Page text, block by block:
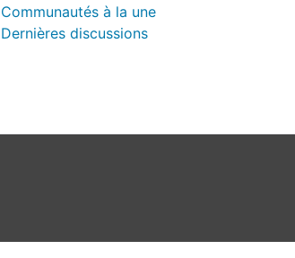
Communautés à la une
Dernières discussions